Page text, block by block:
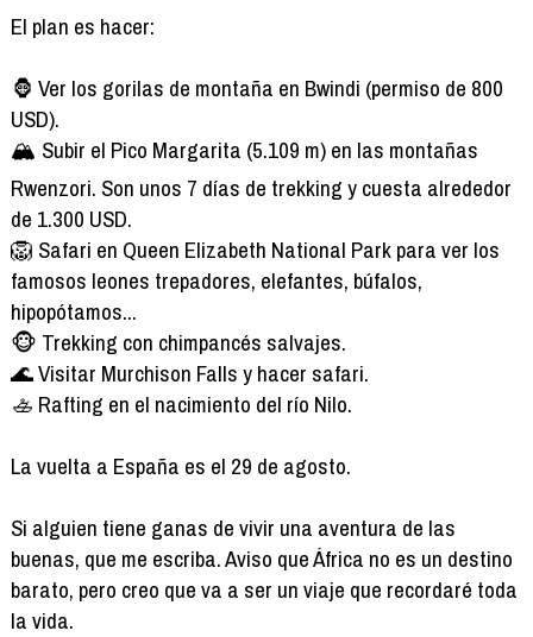
El plan es hacer:
🦍 Ver los gorilas de montaña en Bwindi (permiso de 800
USD).
🏔️ Subir el Pico Margarita (5.109 m) en las montañas
Rwenzori. Son unos 7 días de trekking y cuesta alrededor
de 1.300 USD.
🦁 Safari en Queen Elizabeth National Park para ver los
famosos leones trepadores, elefantes, búfalos,
hipopótamos...
🐵 Trekking con chimpancés salvajes.
🌊 Visitar Murchison Falls y hacer safari.
🚣 Rafting en el nacimiento del río Nilo.
La vuelta a España es el 29 de agosto.
Si alguien tiene ganas de vivir una aventura de las
buenas, que me escriba. Aviso que África no es un destino
barato, pero creo que va a ser un viaje que recordaré toda
la vida.